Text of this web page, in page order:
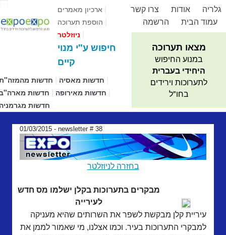
ארכיון מאמרים|
הוספת תערוכה
ניוזלטר
חיפוש ע"י מנוי
קיים
חדשות חדשות מאסיה
חדשות חדשות מאירופה
חדשות
צרו קשר אודות
גלריה
הרשמה
עמוד הבית
מצאו תערוכה
במנוע החיפוש
היחידי בעברית
לתערוכות וירידים
בחו"ל
01/03/2015 - newsletter # 38
בחזרה לניוזלטר
מבקרים בתערוכות בקלן ישלמו מס חדש
לעירייה
עיריית קלן מבקשת לשפר את השרותים שהיא מעניקה
למבקרי התערוכות בעיר. וכמו אצלנו, מי שאמור לממן את